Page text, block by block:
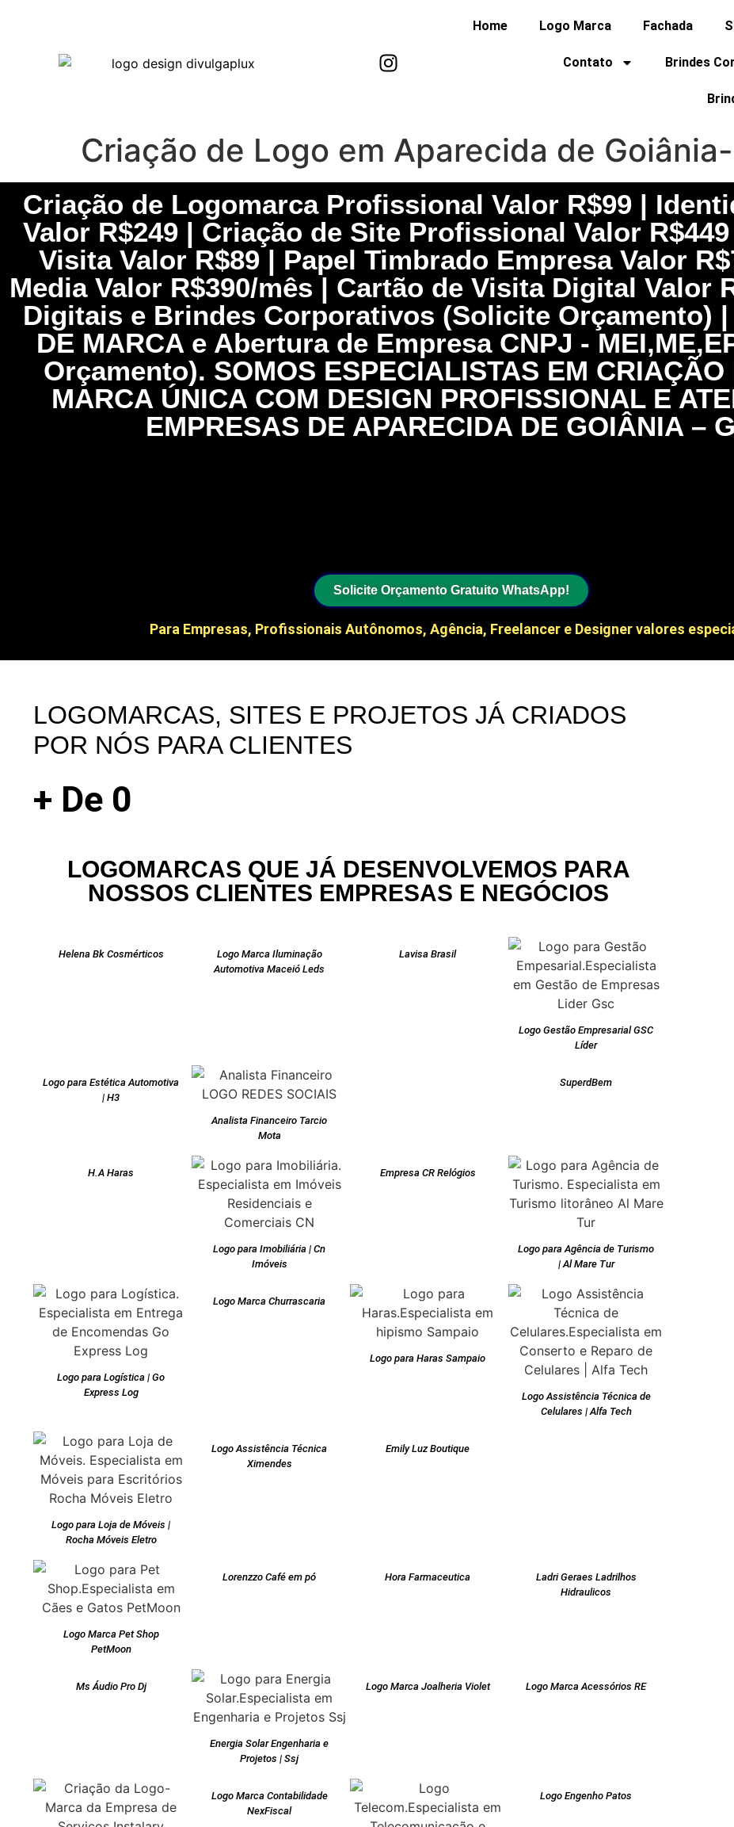
Home Logo Marca Fachada
Contato Brindes
Criação de Logo em Aparecida de
Criação de Logomarca Profissional Valor R$99 |
Valor R$249 | Criação de Site Profissional Valor
Visita Valor R$89 | Papel Timbrado Empresa Valor
Media Valor R$390/mês | Cartão de Visita Digital Valor
Digitais e Brindes Corporativos (Solicite Orçamento) |
DE MARCA e Abertura de Empresa CNPJ -
Orçamento). SOMOS ESPECIALISTAS EM CRIAÇÃO
MARCA ÚNICA COM DESIGN PROFISSIONAL E
EMPRESAS DE APARECIDA DE GOIÂNIA –
Solicite Orçamento Gratuito WhatsApp!
Para Empresas, Profissionais Autônomos, Agência, Freelancer e Designer valores
LOGOMARCAS, SITES E PROJETOS JÁ CRIADOS
POR NÓS PARA CLIENTES
+ De 0
LOGOMARCAS QUE JÁ DESENVOLVEMOS PARA
NOSSOS CLIENTES EMPRESAS E NEGÓCIOS
Helena Bk Cosmérticos
Logo Marca Iluminação
Automotiva Maceió Leds
Lavisa Brasil
Logo Gestão Empresarial GSC
Líder
Logo para Estética Automotiva
| H3
Analista Financeiro Tarcio
Mota
SuperdBem
H.A Haras
Logo para Imobiliária | Cn
Imóveis
Empresa CR Relógios
Logo para Agência de Turismo
| Al Mare Tur
Logo para Logística | Go
Express Log
Logo Marca Churrascaria
Logo para Haras Sampaio
Logo Assistência Técnica de
Celulares | Alfa Tech
Logo para Loja de Móveis |
Rocha Móveis Eletro
Logo Assistência Técnica
Ximendes
Emily Luz Boutique
Logo Marca Pet Shop
PetMoon
Lorenzzo Café em pó Hora Farmaceutica
Ladri Geraes Ladrilhos
Hidraulicos
Ms Áudio Pro Dj
Energia Solar Engenharia e
Projetos | Ssj
Logo Marca Joalheria Violet Logo Marca Acessórios RE
Logo Marca Contabilidade
NexFiscal
Logo Engenho Patos